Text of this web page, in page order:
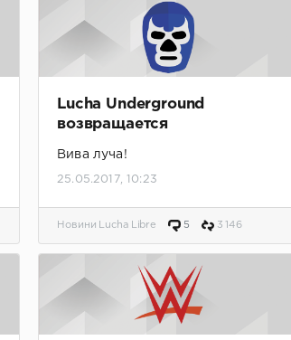
Lucha Underground
возвращается
Вива луча!
25.05.2017, 10:23
Новини Lucha Libre 5 3 146